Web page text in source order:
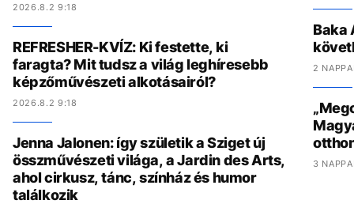
2026.8.2 9:18
REFRESHER-KVÍZ: Ki festette, ki
faragta? Mit tudsz a világ leghíresebb
képzőművészeti alkotásairól?
2026.8.2 9:18
Jenna Jalonen: így születik a Sziget új
összművészeti világa, a Jardin des Arts,
ahol cirkusz, tánc, színház és humor
találkozik
Baka
2
3